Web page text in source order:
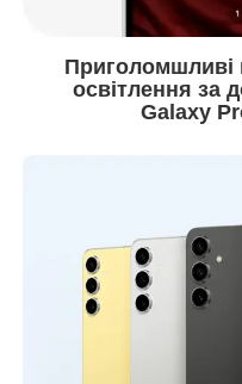
Приголомшливі
освітлення за
Galaxy